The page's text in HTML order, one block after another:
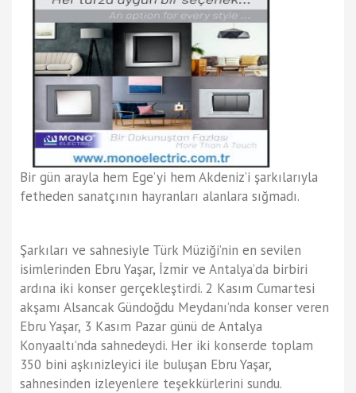
Bir gün arayla hem Ege’yi hem Akdeniz’i şarkılarıyla
fetheden sanatçının hayranları alanlara sığmadı.
Şarkıları ve sahnesiyle Türk Müziği’nin en sevilen
isimlerinden Ebru Yaşar, İzmir ve Antalya’da birbiri
ardına iki konser gerçekleştirdi. 2 Kasım Cumartesi
akşamı Alsancak Gündoğdu Meydanı’nda konser veren
Ebru Yaşar, 3 Kasım Pazar günü de Antalya
Konyaaltı’nda sahnedeydi. Her iki konserde toplam
350 bini aşkınizleyici ile buluşan Ebru Yaşar,
sahnesinden izleyenlere teşekkürlerini sundu.